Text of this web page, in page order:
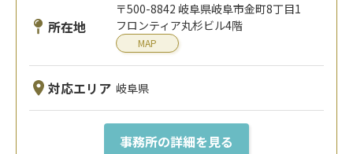
所在地
〒500-8842 岐阜県岐阜市金町8丁目1
フロンティア丸杉ビル4階
MAP
対応エリア 岐阜県
事務所の詳細を見る